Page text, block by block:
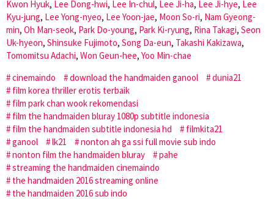
Kwon Hyuk, Lee Dong-hwi, Lee In-chul, Lee Ji-ha, Lee Ji-hye, Lee
Kyu-jung, Lee Yong-nyeo, Lee Yoon-jae, Moon So-ri, Nam Gyeong-
min, Oh Man-seok, Park Do-young, Park Ki-ryung, Rina Takagi, Seon
Uk-hyeon, Shinsuke Fujimoto, Song Da-eun, Takashi Kakizawa,
Tomomitsu Adachi, Won Geun-hee, Yoo Min-chae
cinemaindo
download the handmaiden ganool
dunia21
film korea thriller erotis terbaik
film park chan wook rekomendasi
film the handmaiden bluray 1080p subtitle indonesia
film the handmaiden subtitle indonesia hd
filmkita21
ganool
lk21
nonton ah ga ssi full movie sub indo
nonton film the handmaiden bluray
pahe
streaming the handmaiden cinemaindo
the handmaiden 2016 streaming online
the handmaiden 2016 sub indo